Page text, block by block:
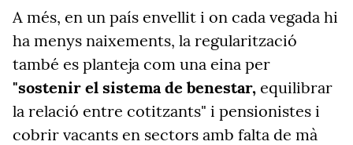
A més, en un país envellit i on cada vegada hi
ha menys naixements, la regularització
també es planteja com una eina per
"sostenir el sistema de benestar, equilibrar
la relació entre cotitzants" i pensionistes i
cobrir vacants en sectors amb falta de mà